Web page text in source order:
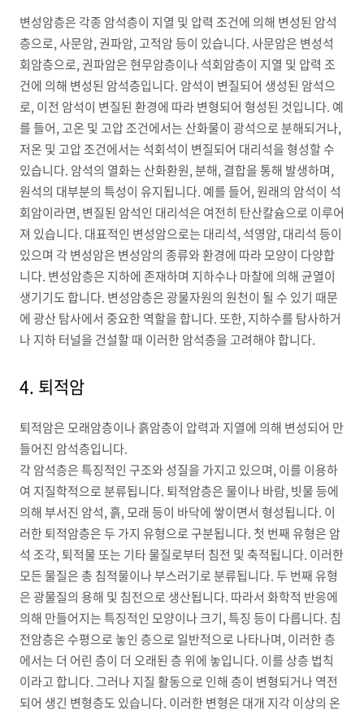
변성암층은 각종 암석층이 지열 및 압력 조건에 의해 변성된 암석
층으로, 사문암, 권파암, 고적암 등이 있습니다. 사문암은 변성석
회암층으로, 권파암은 현무암층이나 석회암층이 지열 및 압력 조
건에 의해 변성된 암석층입니다. 암석이 변질되어 생성된 암석으
로, 이전 암석이 변질된 환경에 따라 변형되어 형성된 것입니다. 예
를 들어, 고온 및 고압 조건에서는 산화물이 광석으로 분해되거나,
저온 및 고압 조건에서는 석회석이 변질되어 대리석을 형성할 수
있습니다. 암석의 열화는 산화환원, 분해, 결합을 통해 발생하며,
원석의 대부분의 특성이 유지됩니다. 예를 들어, 원래의 암석이 석
회암이라면, 변질된 암석인 대리석은 여전히 탄산칼슘으로 이루어
져 있습니다. 대표적인 변성암으로는 대리석, 석영암, 대리석 등이
있으며 각 변성암은 변성암의 종류와 환경에 따라 모양이 다양합
니다. 변성암층은 지하에 존재하며 지하수나 마찰에 의해 균열이
생기기도 합니다. 변성암층은 광물자원의 원천이 될 수 있기 때문
에 광산 탐사에서 중요한 역할을 합니다. 또한, 지하수를 탐사하거
나 지하 터널을 건설할 때 이러한 암석층을 고려해야 합니다.
4. 퇴적암
퇴적암은 모래암층이나 흙암층이 압력과 지열에 의해 변성되어 만
들어진 암석층입니다.
각 암석층은 특징적인 구조와 성질을 가지고 있으며, 이를 이용하
여 지질학적으로 분류됩니다. 퇴적암층은 물이나 바람, 빗물 등에
의해 부서진 암석, 흙, 모래 등이 바닥에 쌓이면서 형성됩니다. 이
러한 퇴적암층은 두 가지 유형으로 구분됩니다. 첫 번째 유형은 암
석 조각, 퇴적물 또는 기타 물질로부터 침전 및 축적됩니다. 이러한
모든 물질은 총 침적물이나 부스러기로 분류됩니다. 두 번째 유형
은 광물질의 용해 및 침전으로 생산됩니다. 따라서 화학적 반응에
의해 만들어지는 특징적인 모양이나 크기, 특징 등이 다릅니다. 침
전암층은 수평으로 놓인 층으로 일반적으로 나타나며, 이러한 층
에서는 더 어린 층이 더 오래된 층 위에 놓입니다. 이를 상층 법칙
이라고 합니다. 그러나 지질 활동으로 인해 층이 변형되거나 역전
되어 생긴 변형층도 있습니다. 이러한 변형은 대개 지각 이상의 온